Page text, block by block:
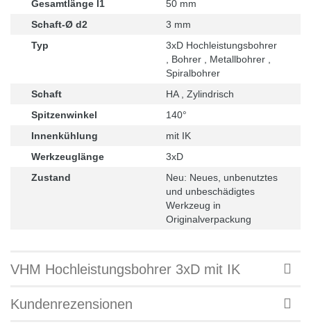
Gesamtlänge l1
50 mm
Schaft-Ø d2
3 mm
Typ
3xD Hochleistungsbohrer
, Bohrer , Metallbohrer ,
Spiralbohrer
Schaft
HA , Zylindrisch
Spitzenwinkel
140°
Innenkühlung
mit IK
Werkzeuglänge
3xD
Zustand
Neu: Neues, unbenutztes
und unbeschädigtes
Werkzeug in
Originalverpackung
VHM Hochleistungsbohrer 3xD mit IK
Kundenrezensionen